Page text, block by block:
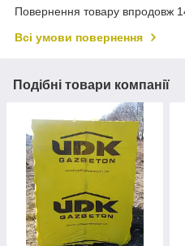
Повернення товару впродовж
Всі умови повернення
Подібні товари компанії